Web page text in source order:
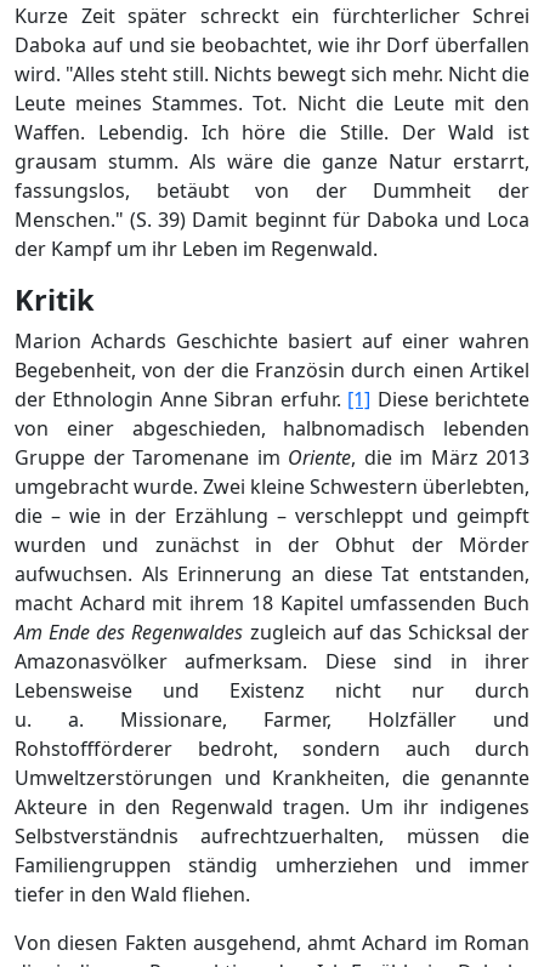
Kurze Zeit später schreckt ein fürchterlicher Schrei
Daboka auf und sie beobachtet, wie ihr Dorf überfallen
wird. "Alles steht still. Nichts bewegt sich mehr. Nicht die
Leute meines Stammes. Tot. Nicht die Leute mit den
Waffen. Lebendig. Ich höre die Stille. Der Wald ist
grausam stumm. Als wäre die ganze Natur erstarrt,
fassungslos, betäubt von der Dummheit der
Menschen." (S. 39) Damit beginnt für Daboka und Loca
der Kampf um ihr Leben im Regenwald.
Kritik
Marion Achards Geschichte basiert auf einer wahren
Begebenheit, von der die Französin durch einen Artikel
der Ethnologin Anne Sibran erfuhr. [1] Diese berichtete
von einer abgeschieden, halbnomadisch lebenden
Gruppe der Taromenane im Oriente, die im März 2013
umgebracht wurde. Zwei kleine Schwestern überlebten,
die – wie in der Erzählung – verschleppt und geimpft
wurden und zunächst in der Obhut der Mörder
aufwuchsen. Als Erinnerung an diese Tat entstanden,
macht Achard mit ihrem 18 Kapitel umfassenden Buch
Am Ende des Regenwaldes zugleich auf das Schicksal der
Amazonasvölker aufmerksam. Diese sind in ihrer
Lebensweise und Existenz nicht nur durch
u. a. Missionare, Farmer, Holzfäller und
Rohstoffförderer bedroht, sondern auch durch
Umweltzerstörungen und Krankheiten, die genannte
Akteure in den Regenwald tragen. Um ihr indigenes
Selbstverständnis aufrechtzuerhalten, müssen die
Familiengruppen ständig umherziehen und immer
tiefer in den Wald fliehen.
Von diesen Fakten ausgehend, ahmt Achard im Roman